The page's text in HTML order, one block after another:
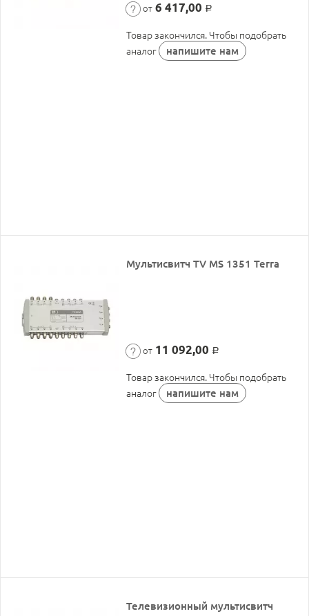
от 6 417,00 Р
Товар закончился. Чтобы подобрать
аналог
напишите нам
Мультисвитч TV MS 1351 Terra
от 11 092,00 Р
Товар закончился. Чтобы подобрать
аналог
напишите нам
Телевизионный мультисвитч